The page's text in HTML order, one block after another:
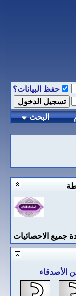
حفظ البيانات؟
البحث
جميع الاحصائيات